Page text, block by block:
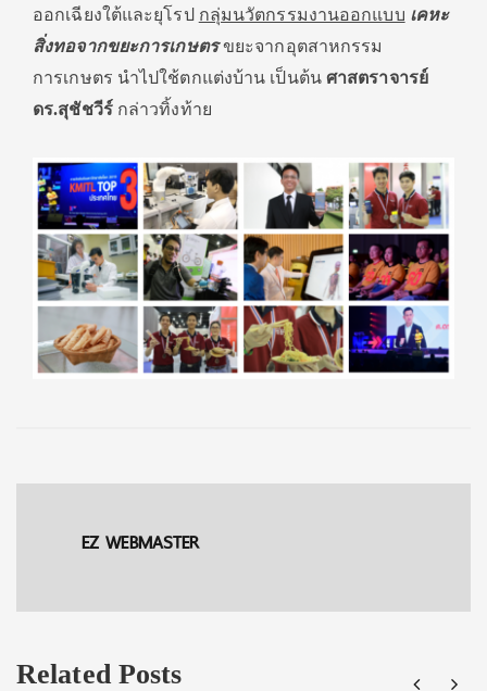
ออกเฉียงใต้และยุโรป กลุ่มนวัตกรรมงานออกแบบ เคหะ
สิ่งทอจากขยะการเกษตรขยะจากอุตสาหกรรม
การเกษตร นำไปใช้ตกแต่งบ้าน เป็นต้น ศาสตราจารย์
ดร.สุชัชวีร์ กล่าวทิ้งท้าย
EZ WEBMASTER
Related Posts